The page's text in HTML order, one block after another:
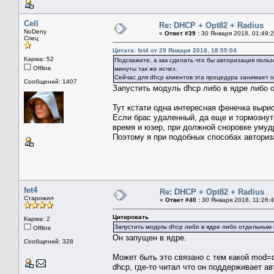
Cell
NoDeny
Спец
Карма: 52
Offline
Сообщений: 1407
Re: DHCP + Opt82 + Radius
« Ответ #39 : 30 Января 2018,
Цитата: fet4 от 29 Января 2018, 18:55:04
Подскажите, а как сделать что бы авторизация
минуты так же исчез.
Сейчас для dhcp клиентов эта процедура занимает
Запустить модуль dhcp либо в ядре либо
Тут кстати одна интересная фенечка
Если брас удаленный, да еще и
время и юзер, при должной сноровке
Поэтому я при подобных способах
fet4
Старожил
Карма: 2
Offline
Сообщений: 328
Re: DHCP + Opt82 + Radius
« Ответ #40 : 30 Января 2018,
Цитировать
Запустить модуль dhcp либо в ядре либо отдельным
Он запущен в ядре.
Может быть это связано с тем какой
dhcp, где-то читал что он поддерживает